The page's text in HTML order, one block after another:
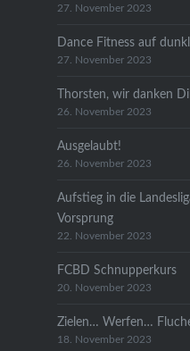
27. November 2023
Dance Fitness auf
27. November 2023
Thorsten, wir danken
26. November 2023
Ausgelaubt!
26. November 2023
Aufstieg in die
Vorsprung
22. November 2023
FCBD Schnupperkurs
20. November 2023
Zielen… Werfen…
18. November 2023